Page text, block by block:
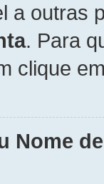
a outras
. Para
clique
Nome